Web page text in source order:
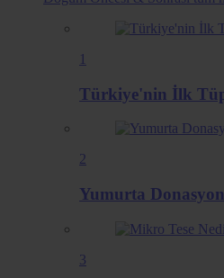
1
Türkiye'nin İlk
2
Yumurta
3